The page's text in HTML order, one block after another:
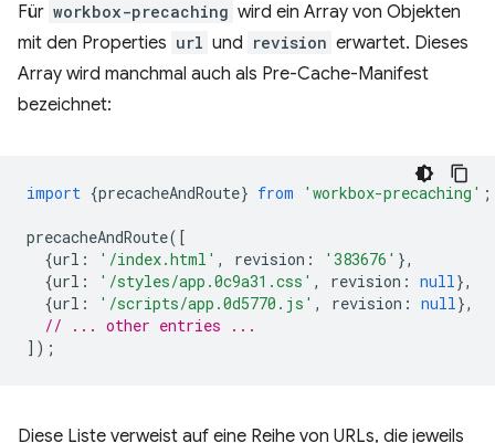
Für workbox-precaching wird ein Array von Objekten
mit den Properties url und revision erwartet. Dieses
Array wird manchmal auch als Pre-Cache-Manifest
bezeichnet:
import {precacheAndRoute} from 'workbox-precaching' ;
precacheAndRoute([
{url : '/index.html' , revision : '383676' },
{url : '/styles/app.0c9a31.css' , revision : null},
{url : '/scripts/app.0d5770.js' , revision : null},
// ... other entries ...
]);
Diese Liste verweist auf eine Reihe von URLs, die jeweils